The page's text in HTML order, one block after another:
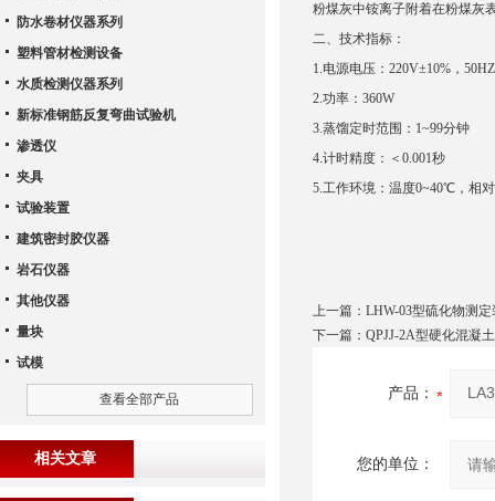
粉煤灰中铵离子附着在粉煤灰
二、技术指标：
1.电源电压：220V±10%，50HZ
2.功率：360W
3.蒸馏定时范围：1~99分钟
4.计时精度：＜0.001秒
5.工作环境：温度0~40℃，相
上一篇： LHW-03型硫化物测定
下一篇： QPJJ-2A型硬化混凝
产品：
您的单位：
防水卷材仪器系列
塑料管材检测设备
水质检测仪器系列
新标准钢筋反复弯曲试验机
渗透仪
夹具
试验装置
建筑密封胶仪器
岩石仪器
其他仪器
量块
试模
查看全部产品
相关文章